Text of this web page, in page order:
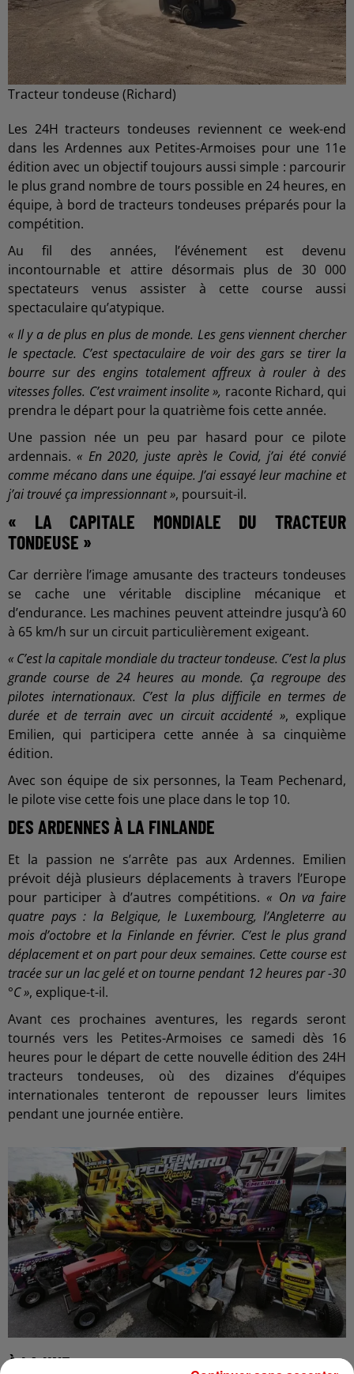
Tracteur tondeuse (Richard)
Les 24H tracteurs tondeuses reviennent ce week-end
dans les Ardennes aux Petites-Armoises pour une 11e
édition avec un objectif toujours aussi simple : parcourir
le plus grand nombre de tours possible en 24 heures, en
équipe, à bord de tracteurs tondeuses préparés pour la
compétition.
Au fil des années, l’événement est devenu
incontournable et attire désormais plus de 30 000
spectateurs venus assister à cette course aussi
spectaculaire qu’atypique.
« Il y a de plus en plus de monde. Les gens viennent chercher
le spectacle. C’est spectaculaire de voir des gars se tirer la
bourre sur des engins totalement affreux à rouler à des
vitesses folles. C’est vraiment insolite », raconte Richard, qui
prendra le départ pour la quatrième fois cette année.
Une passion née un peu par hasard pour ce pilote
ardennais.« En 2020, juste après le Covid, j’ai été convié
comme mécano dans une équipe. J’ai essayé leur machine et
j’ai trouvé ça impressionnant », poursuit-il.
« LA CAPITALE MONDIALE DU TRACTEUR
TONDEUSE »
Car derrière l’image amusante des tracteurs tondeuses
se cache une véritable discipline mécanique et
d’endurance. Les machines peuvent atteindre jusqu’à 60
à 65 km/h sur un circuit particulièrement exigeant.
« C’est la capitale mondiale du tracteur tondeuse. C’est la plus
grande course de 24 heures au monde. Ça regroupe des
pilotes internationaux. C’est la plus difficile en termes de
durée et de terrain avec un circuit accidenté », explique
Emilien, qui participera cette année à sa cinquième
édition.
Avec son équipe de six personnes, la Team Pechenard,
le pilote vise cette fois une place dans le top 10.
DES ARDENNES À LA FINLANDE
Et la passion ne s’arrête pas aux Ardennes. Emilien
prévoit déjà plusieurs déplacements à travers l’Europe
pour participer à d’autres compétitions.« On va faire
quatre pays : la Belgique, le Luxembourg, l’Angleterre au
mois d’octobre et la Finlande en février. C’est le plus grand
déplacement et on part pour deux semaines. Cette course est
tracée sur un lac gelé et on tourne pendant 12 heures par -30
°C », explique-t-il.
Avant ces prochaines aventures, les regards seront
tournés vers les Petites-Armoises ce samedi dès 16
heures pour le départ de cette nouvelle édition des 24H
tracteurs tondeuses, où des dizaines d’équipes
internationales tenteront de repousser leurs limites
pendant une journée entière.
À LA UNE